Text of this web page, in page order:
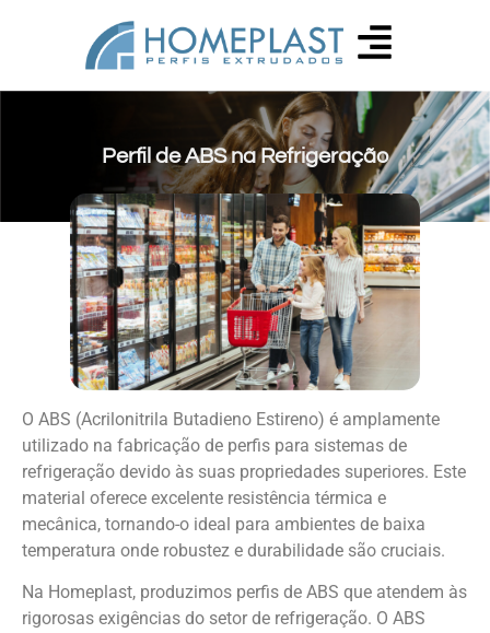
Perfil de ABS na Refrigeração
O ABS (Acrilonitrila Butadieno Estireno) é amplamente
utilizado na fabricação de perfis para sistemas de
refrigeração devido às suas propriedades superiores. Este
material oferece excelente resistência térmica e
mecânica, tornando-o ideal para ambientes de baixa
temperatura onde robustez e durabilidade são cruciais.
Na Homeplast, produzimos perfis de ABS que atendem às
rigorosas exigências do setor de refrigeração. O ABS